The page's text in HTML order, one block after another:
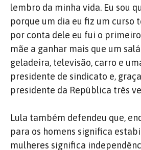
lembro da minha vida. Eu sou
porque um dia eu fiz um curso
por conta dele eu fui o
mãe a ganhar mais que um
geladeira, televisão, carro e
presidente de sindicato e,
presidente da República três
Lula também defendeu que,
para os homens significa
mulheres significa